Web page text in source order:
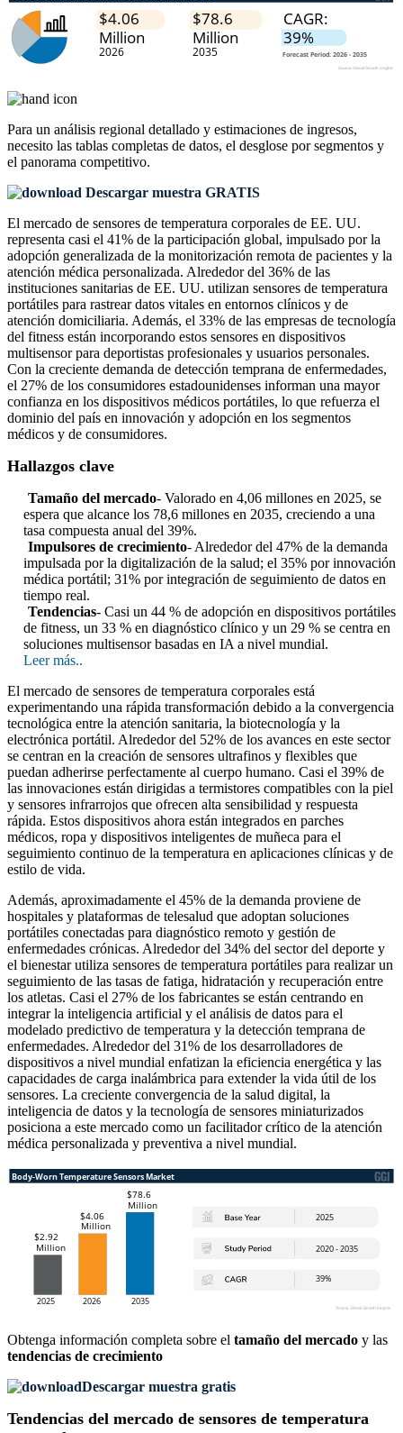
Para un análisis regional detallado y estimaciones de ingresos,
necesito las tablas completas de datos, el desglose por segmentos y
el panorama competitivo.
Descargar muestra GRATIS
El mercado de sensores de temperatura corporales de EE. UU.
representa casi el 41% de la participación global, impulsado por la
adopción generalizada de la monitorización remota de pacientes y la
atención médica personalizada. Alrededor del 36% de las
instituciones sanitarias de EE. UU. utilizan sensores de temperatura
portátiles para rastrear datos vitales en entornos clínicos y de
atención domiciliaria. Además, el 33% de las empresas de tecnología
del fitness están incorporando estos sensores en dispositivos
multisensor para deportistas profesionales y usuarios personales.
Con la creciente demanda de detección temprana de enfermedades,
el 27% de los consumidores estadounidenses informan una mayor
confianza en los dispositivos médicos portátiles, lo que refuerza el
dominio del país en innovación y adopción en los segmentos
médicos y de consumidores.
Hallazgos clave
Tamaño del mercado- Valorado en 4,06 millones en 2025, se
espera que alcance los 78,6 millones en 2035, creciendo a una
tasa compuesta anual del 39%.
Impulsores de crecimiento- Alrededor del 47% de la demanda
impulsada por la digitalización de la salud; el 35% por innovación
médica portátil; 31% por integración de seguimiento de datos en
tiempo real.
Tendencias- Casi un 44 % de adopción en dispositivos portátiles
de fitness, un 33 % en diagnóstico clínico y un 29 % se centra en
soluciones multisensor basadas en IA a nivel mundial.
Leer más..
El mercado de sensores de temperatura corporales está
experimentando una rápida transformación debido a la convergencia
tecnológica entre la atención sanitaria, la biotecnología y la
electrónica portátil. Alrededor del 52% de los avances en este sector
se centran en la creación de sensores ultrafinos y flexibles que
puedan adherirse perfectamente al cuerpo humano. Casi el 39% de
las innovaciones están dirigidas a termistores compatibles con la piel
y sensores infrarrojos que ofrecen alta sensibilidad y respuesta
rápida. Estos dispositivos ahora están integrados en parches
médicos, ropa y dispositivos inteligentes de muñeca para el
seguimiento continuo de la temperatura en aplicaciones clínicas y de
estilo de vida.
Además, aproximadamente el 45% de la demanda proviene de
hospitales y plataformas de telesalud que adoptan soluciones
portátiles conectadas para diagnóstico remoto y gestión de
enfermedades crónicas. Alrededor del 34% del sector del deporte y
el bienestar utiliza sensores de temperatura portátiles para realizar un
seguimiento de las tasas de fatiga, hidratación y recuperación entre
los atletas. Casi el 27% de los fabricantes se están centrando en
integrar la inteligencia artificial y el análisis de datos para el
modelado predictivo de temperatura y la detección temprana de
enfermedades. Alrededor del 31% de los desarrolladores de
dispositivos a nivel mundial enfatizan la eficiencia energética y las
capacidades de carga inalámbrica para extender la vida útil de los
sensores. La creciente convergencia de la salud digital, la
inteligencia de datos y la tecnología de sensores miniaturizados
posiciona a este mercado como un facilitador crítico de la atención
médica personalizada y preventiva a nivel mundial.
Obtenga información completa sobre el tamaño del mercado y las
tendencias de crecimiento
Descargar muestra gratis
Tendencias del mercado de sensores de temperatura